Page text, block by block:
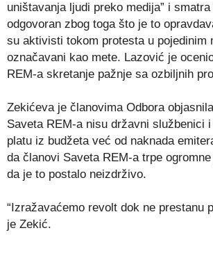
uništavanja ljudi preko medija” i
odgovoran zbog toga što je to
su aktivisti tokom protesta u pojedinim
označavani kao mete. Lazović je
REM-a skretanje pažnje sa ozbiljnih
Zekićeva je članovima Odbora
Saveta REM-a nisu državni službenici
platu iz budžeta već od naknada
da članovi Saveta REM-a trpe
da je to postalo neizdrživo.
“Izražavaćemo revolt dok ne prestanu
je Zekić.